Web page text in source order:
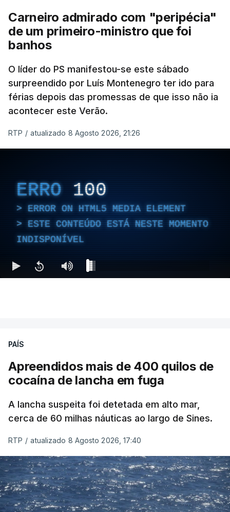
Carneiro admirado com "peripécia"
de um primeiro-ministro que foi
banhos
O líder do PS manifestou-se este sábado
surpreendido por Luís Montenegro ter ido para
férias depois das promessas de que isso não ia
acontecer este Verão.
RTP / atualizado 8 Agosto 2026, 21:26
ERRO 100
ERROR ON HTML5 MEDIA ELEMENT
ESTE CONTEÚDO ESTÁ NESTE MOMENTO
INDISPONÍVEL
PAÍS
Apreendidos mais de 400 quilos de
cocaína de lancha em fuga
A lancha suspeita foi detetada em alto mar,
cerca de 60 milhas náuticas ao largo de Sines.
RTP / atualizado 8 Agosto 2026, 17:40